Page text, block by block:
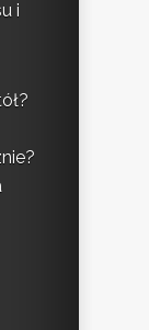
i